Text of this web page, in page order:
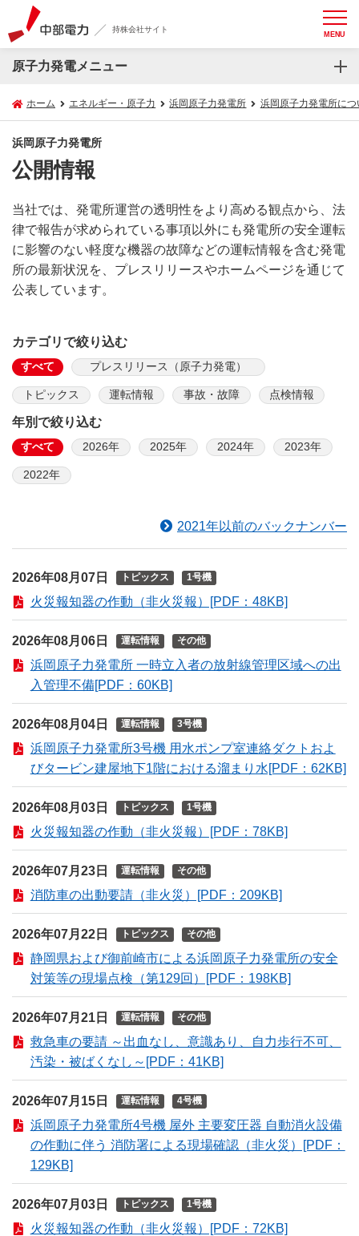
持株会社サイト MENU
原子力発電メニュー
ホーム エネルギー・原子力 浜岡原子力発電所 浜岡原子力発電所につ
浜岡原子力発電所
公開情報
当社では、発電所運営の透明性をより高める観点から、法
律で報告が求められている事項以外にも発電所の安全運転
に影響のない軽度な機器の故障などの運転情報を含む発電
所の最新状況を、プレスリリースやホームページを通じて
公表しています。
カテゴリで絞り込む
すべて プレスリリース（原子力発電）
トピックス 運転情報 事故・故障 点検情報
年別で絞り込む
すべて 2026年 2025年 2024年 2023年
2022年
2021年以前のバックナンバー
2026年08月07日 トピックス 1号機
火災報知器の作動（非火災報）[PDF：48KB]
2026年08月06日 運転情報 その他
浜岡原子力発電所 一時立入者の放射線管理区域への出
入管理不備[PDF：60KB]
2026年08月04日 運転情報 3号機
浜岡原子力発電所3号機 用水ポンプ室連絡ダクトおよ
びタービン建屋地下1階における溜まり水[PDF：62KB]
2026年08月03日 トピックス 1号機
火災報知器の作動（非火災報）[PDF：78KB]
2026年07月23日 運転情報 その他
消防車の出動要請（非火災）[PDF：209KB]
2026年07月22日 トピックス その他
静岡県および御前崎市による浜岡原子力発電所の安全
対策等の現場点検（第129回）[PDF：198KB]
2026年07月21日 運転情報 その他
救急車の要請 ～出血なし、意識あり、自力歩行不可、
汚染・被ばくなし～[PDF：41KB]
2026年07月15日 運転情報 4号機
浜岡原子力発電所4号機 屋外 主要変圧器 自動消火設備
の作動に伴う 消防署による現場確認（非火災）[PDF：
129KB]
2026年07月03日 トピックス 1号機
火災報知器の作動（非火災報）[PDF：72KB]